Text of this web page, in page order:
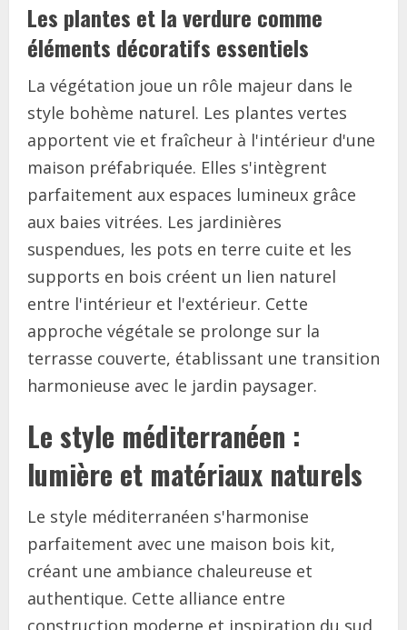
Les plantes et la verdure comme
éléments décoratifs essentiels
La végétation joue un rôle majeur dans le
style bohème naturel. Les plantes vertes
apportent vie et fraîcheur à l'intérieur d'une
maison préfabriquée. Elles s'intègrent
parfaitement aux espaces lumineux grâce
aux baies vitrées. Les jardinières
suspendues, les pots en terre cuite et les
supports en bois créent un lien naturel
entre l'intérieur et l'extérieur. Cette
approche végétale se prolonge sur la
terrasse couverte, établissant une transition
harmonieuse avec le jardin paysager.
Le style méditerranéen :
lumière et matériaux naturels
Le style méditerranéen s'harmonise
parfaitement avec une maison bois kit,
créant une ambiance chaleureuse et
authentique. Cette alliance entre